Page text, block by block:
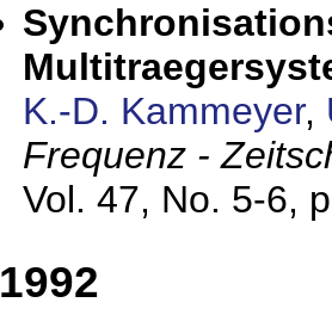
K.-D. Kammeyer,
Frequenz -
Vol. 47, No. 5-6,
1992